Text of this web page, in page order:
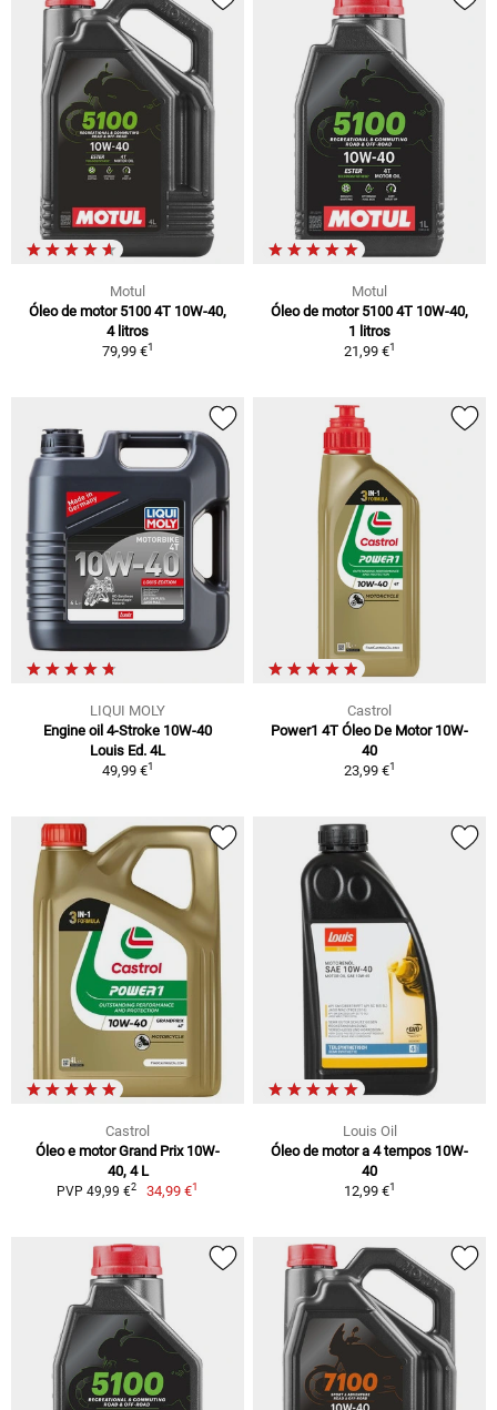
Motul
Óleo de motor 5100 4T 10W-40,
4 litros
79,99 €1
Motul
Óleo de motor 5100 4T 10W-40,
1 litros
21,99 €1
LIQUI MOLY
Engine oil 4-Stroke 10W-40
Louis Ed. 4L
49,99 €1
Castrol
Power1 4T Óleo De Motor 10W-
40
23,99 €1
Castrol
Óleo e motor Grand Prix 10W-
40, 4 L
PVP 49,99 €2 34,99 €1
Louis Oil
Óleo de motor a 4 tempos 10W-
40
12,99 €1